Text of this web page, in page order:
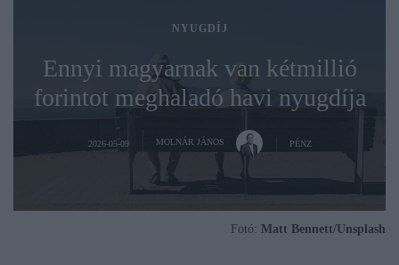
NYUGDÍJ
Ennyi magyarnak van kétmillió
forintot meghaladó havi nyugdíja
2026-05-09 MOLNÁR JÁNOS PÉNZ
Fotó: Matt Bennett/Unsplash